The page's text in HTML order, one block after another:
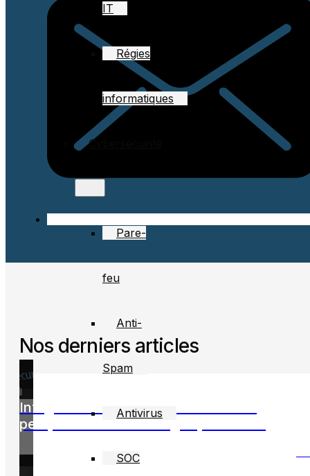
IT
Régies
informatiques
Cybersécurité
Pare-
feu
Anti-
Spam
Antivirus
SOC
Nos derniers articles
Infogérance informatique : définition,
perspectives et avantages pour 2026